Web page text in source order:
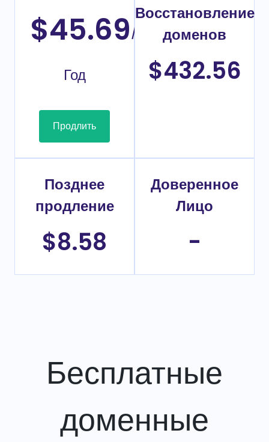
$45.69/
Год
Продлить
Восстановление
доменов
$432.56
Позднее
продление
$8.58
Доверенное
Лицо
-
Бесплатные
доменные